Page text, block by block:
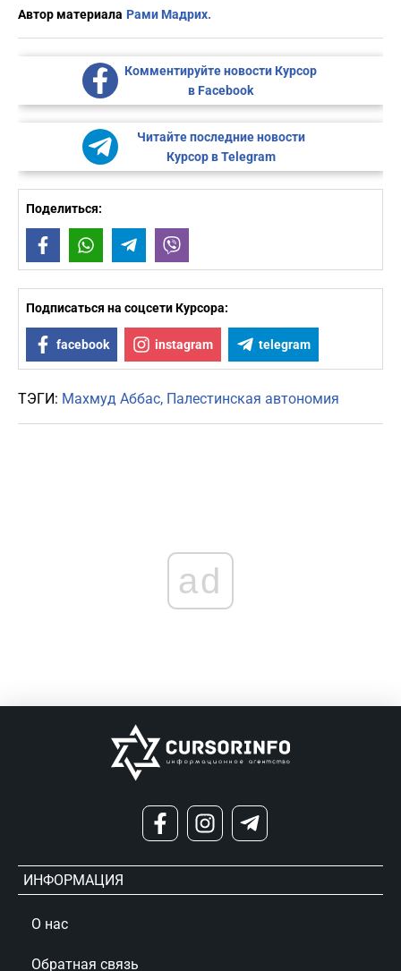
Автор материала Рами Мадрих.
Комментируйте новости Курсор
в Facebook
Читайте последние новости
Курсор в Telegram
Поделиться:
FacebookWhatsAppTelegram
Подписаться на соцсети Курсора:
facebook instagram telegram
ТЭГИ: Махмуд Аббас Палестинская автономия
ad
ИНФОРМАЦИЯ
О нас
Обратная связь